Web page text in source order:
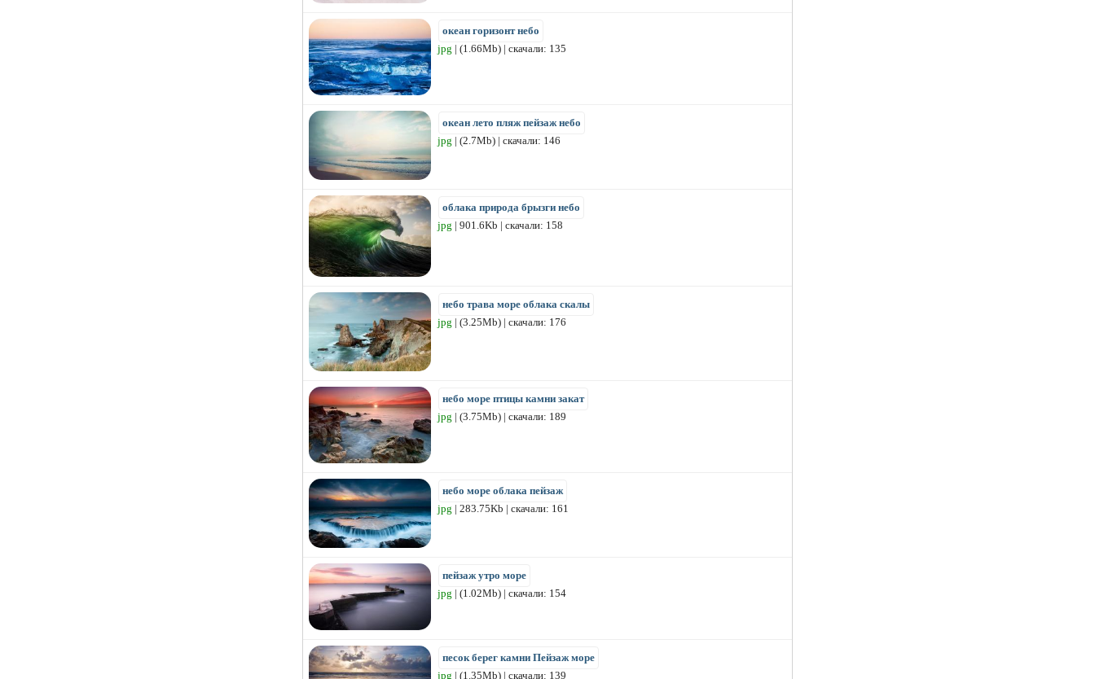
океан горизонт небо
jpg | (1.66Mb) | скачали: 135
океан лето пляж пейзаж небо
jpg | (2.7Mb) | скачали: 146
облака природа брызги небо
jpg | 901.6Kb | скачали: 158
небо трава море облака скалы
jpg | (3.25Mb) | скачали: 176
небо море птицы камни закат
jpg | (3.75Mb) | скачали: 189
небо море облака пейзаж
jpg | 283.75Kb | скачали: 161
пейзаж утро море
jpg | (1.02Mb) | скачали: 154
песок берег камни Пейзаж море
jpg | (1.35Mb) | скачали: 139